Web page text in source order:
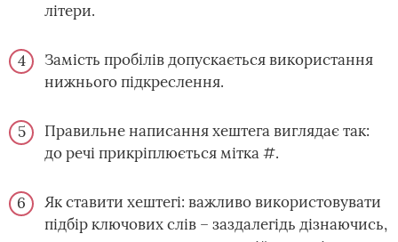
літери.
Замість пробілів допускається використання
нижнього підкреслення.
Правильне написання хештега виглядає так:
до речі прикріплюється мітка #.
Як ставити хештегі: важливо використовувати
підбір ключових слів – заздалегідь дізнаючись,